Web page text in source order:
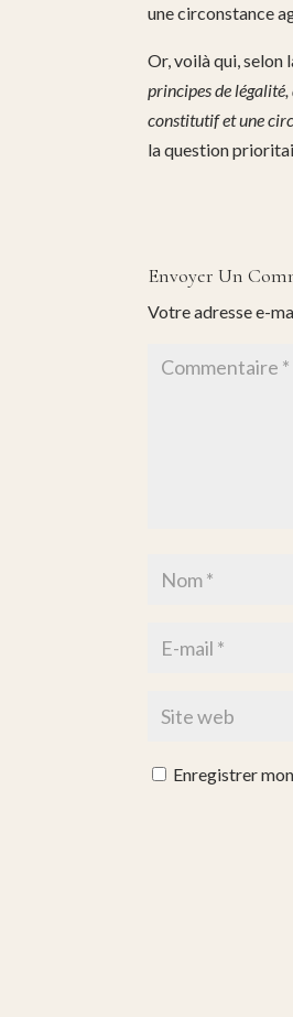
une circonstance
Or, voilà qui, selon
principes de
constitutif et une
la question
Envoyer Un
Votre adresse e-
Enregistrer